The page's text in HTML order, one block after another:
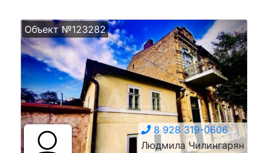
Объект №123282
8 928 319-0606
Людмила Чилингарян